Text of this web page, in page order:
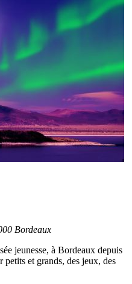
Bordeaux
jeunesse, à Bordeaux depuis
petits et grands, des jeux, des